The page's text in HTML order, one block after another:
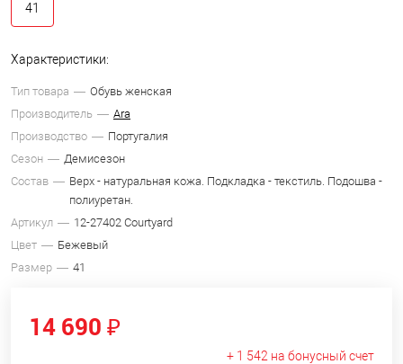
41
Характеристики:
Тип товара
Обувь женская
Производитель
Ara
Производство
Португалия
Сезон
Демисезон
Состав
Верх - натуральная кожа. Подкладка - текстиль. Подошва -
полиуретан.
Артикул
12-27402 Courtyard
Цвет
Бежевый
Размер
41
14 690 ₽
+ 1 542 на бонусный счет